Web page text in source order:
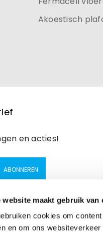
website maakt gebruik van
cookies om
en om ons
Akoestisch
en acties!